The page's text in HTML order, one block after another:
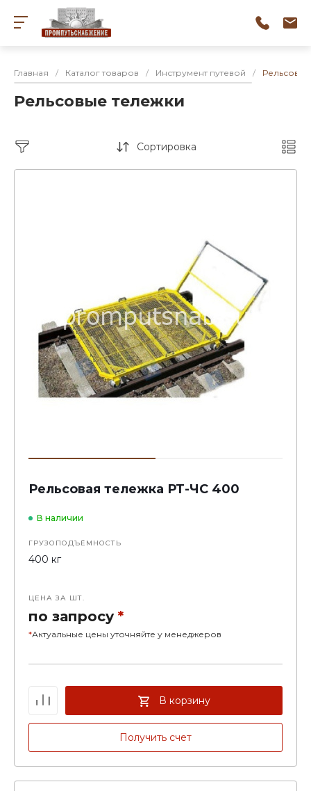
Главная / Каталог товаров / Инструмент путевой /
Рельсовые тележки
Сортировка
Рельсовая тележка РТ-ЧС 400
В наличии
ГРУЗОПОДЪЁМНОСТЬ
400 кг
ЦЕНА ЗА ШТ.
по запросу *
*Актуальные цены уточняйте у менеджеров
Получить счет
В корзину